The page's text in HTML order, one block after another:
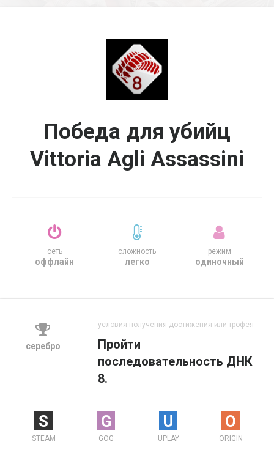
Победа для убийц
Vittoria Agli Assassini
сеть
оффлайн
сложность
легко
режим
одиночный
серебро
условия получения достижения или трофея
Пройти
последовательность ДНК
8.
S
STEAM
G
GOG
U
UPLAY
O
ORIGIN